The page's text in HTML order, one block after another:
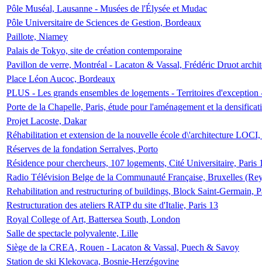
Pôle Muséal, Lausanne - Musées de l'Élysée et Mudac
Pôle Universitaire de Sciences de Gestion, Bordeaux
Paillote, Niamey
Palais de Tokyo, site de création contemporaine
Pavillon de verre, Montréal - Lacaton & Vassal, Frédéric Druot
Place Léon Aucoc, Bordeaux
PLUS - Les grands ensembles de logements - Territoires
Porte de la Chapelle, Paris, étude pour l'aménagement et la
Projet Lacoste, Dakar
Réhabilitation et extension de la nouvelle école d\'architecture
Réserves de la fondation Serralves, Porto
Résidence pour chercheurs, 107 logements, Cité Universitaire, Paris
Radio Télévision Belge de la Communauté Française, Bruxelles
Rehabilitation and restructuring of buildings, Block Saint-Germain,
Restructuration des ateliers RATP du site d'Italie, Paris 13
Royal College of Art, Battersea South, London
Salle de spectacle polyvalente, Lille
Siège de la CREA, Rouen - Lacaton & Vassal, Puech & Savoy
Station de ski Klekovaca, Bosnie-Herzégovine